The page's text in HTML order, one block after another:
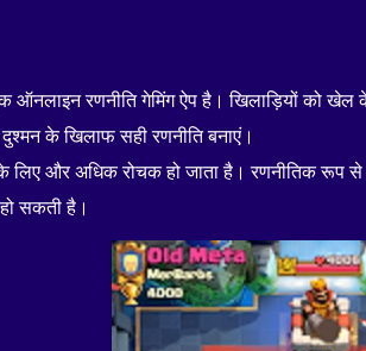
ऑनलाइन रणनीति गेमिंग ऐप है। खिलाड़ियों को
के खिलाफ सही रणनीति बनाएं।
लिए और अधिक रोचक हो जाता है। रणनीतिक
सकती है।